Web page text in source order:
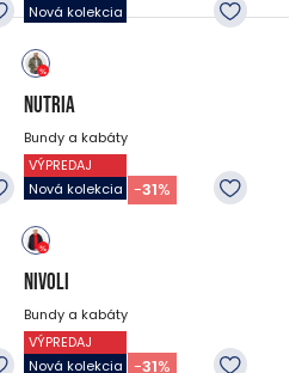
Nová kolekcia
NUTRIA
Bundy a kabáty
84.95EUR
58.95EUR -31%
VÝPREDAJ
Nová kolekcia
NIVOLI
Bundy a kabáty
79.95EUR
54.95EUR -31%
VÝPREDAJ
Nová kolekcia